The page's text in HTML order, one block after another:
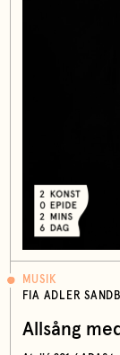
MUSIK
FIA ADLER
Allsång